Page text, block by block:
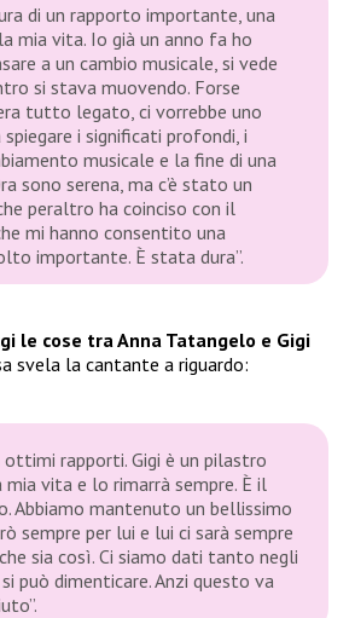
di un rapporto importante, una
mia vita. Io già un anno fa ho
a un cambio musicale, si vede
si stava muovendo. Forse
tutto legato, ci vorrebbe uno
i significati profondi, i
musicale e la fine di una
sono serena, ma c’è stato un
peraltro ha coinciso con il
mi hanno consentito una
importante. È stata dura”.
le cose tra Anna Tatangelo e Gigi
svela la cantante a riguardo:
ottimi rapporti. Gigi è un pilastro
vita e lo rimarrà sempre. È il
Abbiamo mantenuto un bellissimo
sempre per lui e lui ci sarà sempre
sia così. Ci siamo dati tanto negli
può dimenticare. Anzi questo va